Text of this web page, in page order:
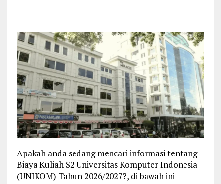
Apakah anda sedang mencari informasi tentang
Biaya Kuliah S2 Universitas Komputer Indonesia
(UNIKOM) Tahun 2026/2027?, di bawah ini